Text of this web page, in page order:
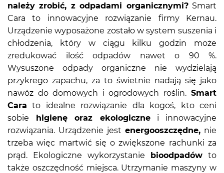
należy zrobić, z odpadami organicznymi?Smart
Cara to innowacyjne rozwiązanie firmy Kernau.
Urządzenie wyposażone zostało w system suszenia i
chłodzenia, który w ciągu kilku godzin może
zredukować ilość odpadów nawet o 90 %.
Wysuszone odpady organiczne nie wydzielają
przykrego zapachu, za to świetnie nadają się jako
nawóz do domowych i ogrodowych roślin.Smart
Cara to idealne rozwiązanie dla kogoś, kto ceni
sobie higienę oraz ekologicznei innowacyjne
rozwiązania. Urządzenie jest energooszczędne, nie
trzeba więc martwić się o zwiększone rachunki za
prąd. Ekologiczne wykorzystanie bioodpadów to
także oszczędność miejsca. Utrzymanie maszyny w